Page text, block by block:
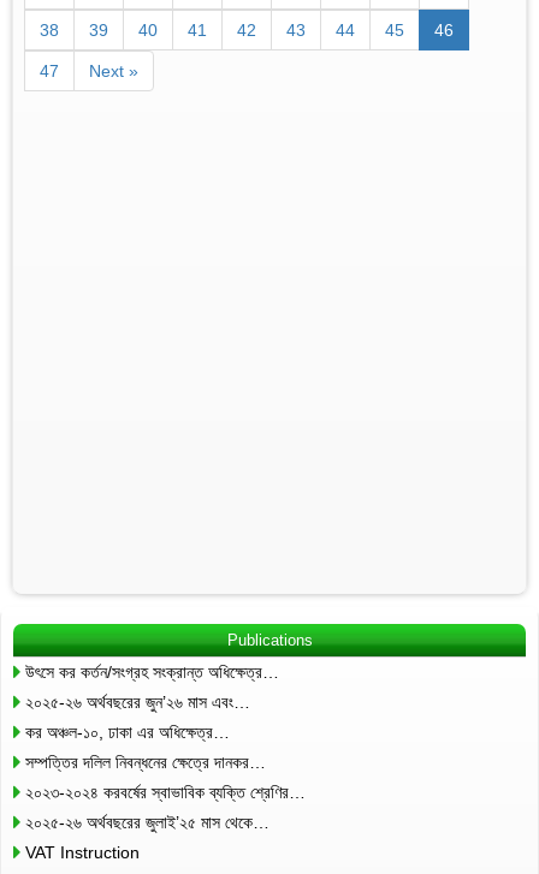
38 39 40 41 42 43 44 45 46
47 Next »
Publications
উৎসে কর কর্তন/সংগ্রহ সংক্রান্ত অধিক্ষেত্র…
২০২৫-২৬ অর্থবছরের জুন’২৬ মাস এবং…
কর অঞ্চল-১০, ঢাকা এর অধিক্ষেত্র…
সম্পত্তির দলিল নিবন্ধনের ক্ষেত্রে দানকর…
২০২৩-২০২৪ করবর্ষের স্বাভাবিক ব্যক্তি শ্রেণির…
২০২৫-২৬ অর্থবছরের জুলাই’২৫ মাস থেকে…
VAT Instruction